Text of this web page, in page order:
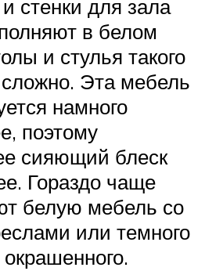
стенки для зала
в белом
и стулья такого
Эта мебель
намного
поэтому
сияющий блеск
Гораздо чаще
белую мебель со
или темного